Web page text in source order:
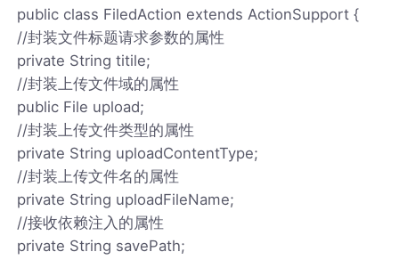
public class FiledAction extends ActionSupport {
//封装文件标题请求参数的属性
private String titile;
//封装上传文件域的属性
public File upload;
//封装上传文件类型的属性
private String uploadContentType;
//封装上传文件名的属性
private String uploadFileName;
//接收依赖注入的属性
private String savePath;